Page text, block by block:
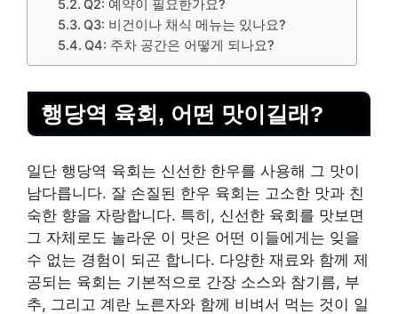
Q2: 예약이 필요한가요?
Q3: 비건이나 채식 메뉴는 있나요?
Q4: 주차 공간은 어떻게 되나요?
행당역 육회, 어떤 맛이길래?
일단 행당역 육회는 신선한 한우를 사용해 그 맛이
남다릅니다. 잘 손질된 한우 육회는 고소한 맛과 친
숙한 향을 자랑합니다. 특히, 신선한 육회를 맛보면
그 자체로도 놀라운 이 맛은 어떤 이들에게는 잊을
수 없는 경험이 되곤 합니다. 다양한 재료와 함께 제
공되는 육회는 기본적으로 간장 소스와 참기름, 부
추, 그리고 계란 노른자와 함께 비벼서 먹는 것이 일